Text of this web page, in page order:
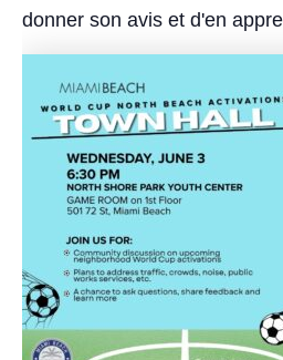
donner son avis et d'en